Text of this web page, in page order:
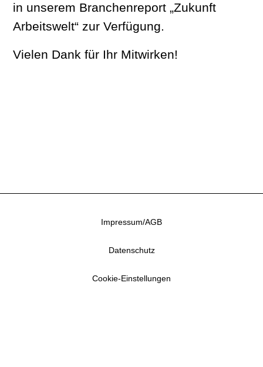
in unserem Branchenreport „Zukunft
Arbeitswelt“ zur Verfügung.
Vielen Dank für Ihr Mitwirken!
Impressum/AGB
Datenschutz
Cookie-Einstellungen